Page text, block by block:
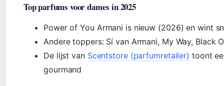
Top parfums voor dames in 2025
Power of You Armani is nieuw (2026) en wint
Andere toppers: Sí van Armani, My Way, Black
De lijst van Scentstore (parfumretailer) toont
gourmand